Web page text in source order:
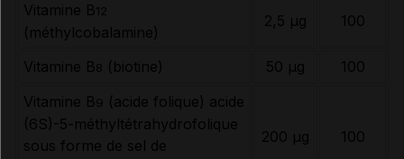
Vitamine B 12
(méthylcobalamine)
2,5 µg 100
Vitamine B8 (biotine) 50 µg
100
Vitamine B9 (acide folique) acide
(6S)-5-méthyltétrahydrofolique
sous forme de sel de
200 µg 100